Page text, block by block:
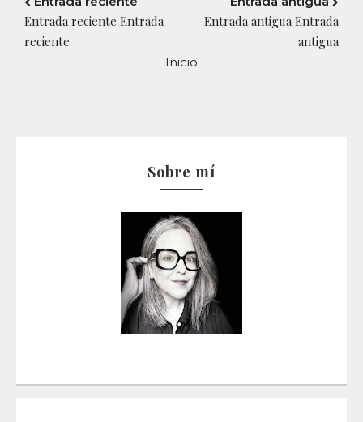
Entrada reciente Entrada
reciente
Entrada antigua Entrada
antigua
Inicio
Sobre mí